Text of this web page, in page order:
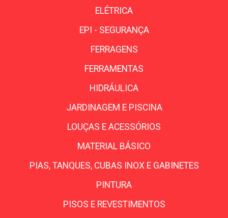
ELÉTRICA
EPI - SEGURANÇA
FERRAGENS
FERRAMENTAS
HIDRÁULICA
JARDINAGEM E PISCINA
LOUÇAS E ACESSÓRIOS
MATERIAL BÁSICO
PIAS, TANQUES, CUBAS INOX E GABINETES
PINTURA
PISOS E REVESTIMENTOS